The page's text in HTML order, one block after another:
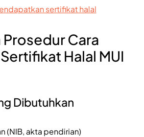
sertifikat halal
Prosedur Cara
Halal MUI
Dibutuhkan
(NIB, akta pendirian)